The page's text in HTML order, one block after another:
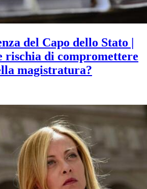
del Capo dello Stato |
rischia di compromettere
magistratura?